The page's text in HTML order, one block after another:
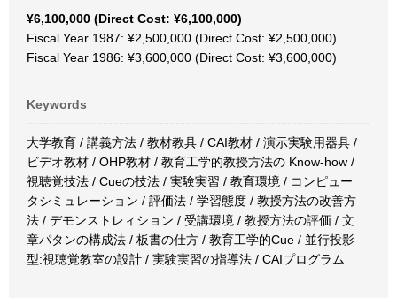
¥6,100,000 (Direct Cost: ¥6,100,000)
Fiscal Year 1987: ¥2,500,000 (Direct Cost: ¥2,500,000)
Fiscal Year 1986: ¥3,600,000 (Direct Cost: ¥3,600,000)
Keywords
大学教育 / 講義方法 / 教材教具 / CAI教材 / 演示実験用器具 /
ビデオ教材 / OHP教材 / 教育工学的教授方法の Know-how /
視聴覚技法 / Cueの技法 / 実験実習 / 教育環境 / コンピュー
タシミュレーション / 評価法 / 学習態度 / 教授方法の改善方
法 / デモンストレィション / 受講環境 / 教授方法の評価 / 文
章パタンの構成法 / 板書の仕方 / 教育工学的Cue / 並行投影
型:視聴覚教室の設計 / 実験実習の指導法 / CAIプログラム